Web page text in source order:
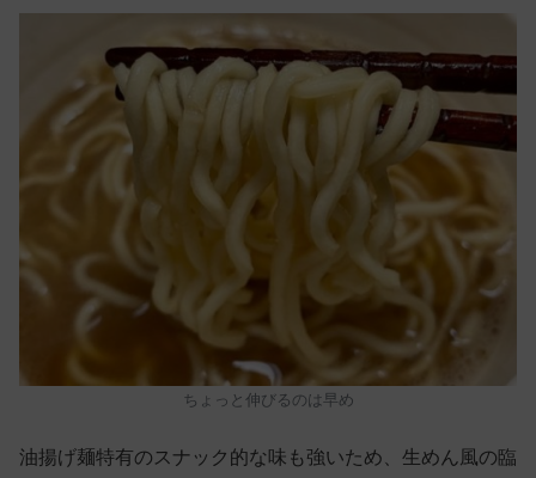
ちょっと伸びるのは早め
油揚げ麺特有のスナック的な味も強いため、生めん風の臨